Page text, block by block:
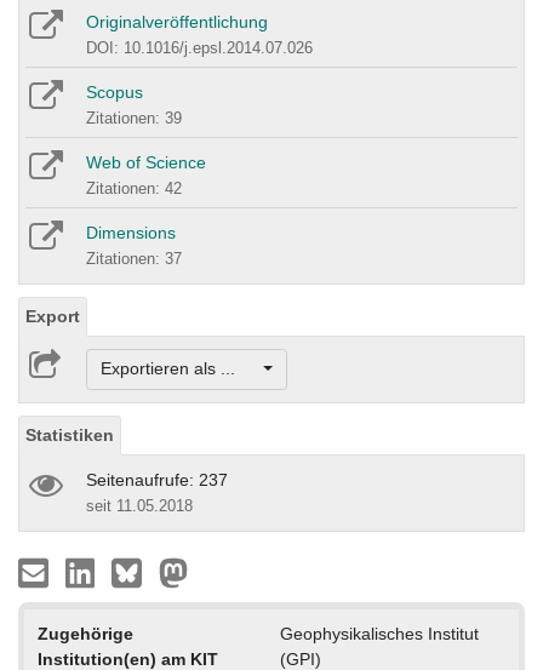
Originalveröffentlichung
DOI: 10.1016/j.epsl.2014.07.026
Scopus
Zitationen: 39
Web of Science
Zitationen: 42
Dimensions
Zitationen: 37
Export
Exportieren als ...
Statistiken
Seitenaufrufe: 237
seit 11.05.2018
Zugehörige
Institution(en) am KIT
Geophysikalisches Institut
(GPI)